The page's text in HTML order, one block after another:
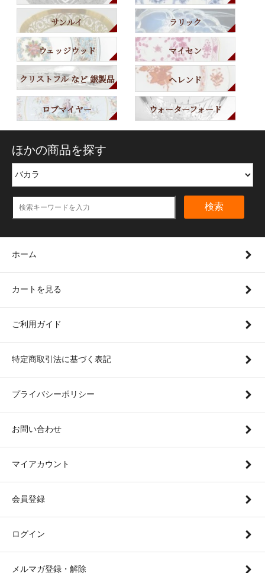
サンルイ ラリック
ウェッジウッド マイセン
クリストフル など 銀製品 ヘレンド
ロブマイヤー ウォーターフォード
ほかの商品を探す
検索
ホーム
カートを見る
ご利用ガイド
特定商取引法に基づく表記
プライバシーポリシー
お問い合わせ
マイアカウント
会員登録
ログイン
メルマガ登録・解除